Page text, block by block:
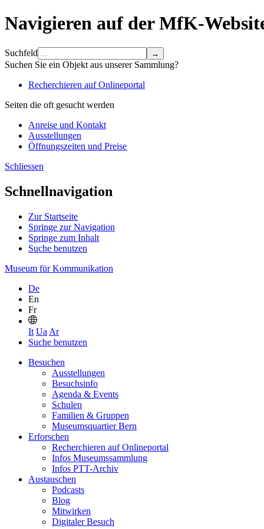
Navigieren auf der MfK-
Suchfeld
Suchen Sie ein Objekt aus unserer Sammlung?
Recherchieren auf Onlineportal
Seiten die oft gesucht werden
Anreise und Kontakt
Ausstellungen
Öffnungszeiten und Preise
Schliessen
Schnellnavigation
Zur Startseite
Springe zur Navigation
Springe zum Inhalt
Suche benutzen
Museum für Kommunikation
De
En
Fr
It Ua Ar
Suche benutzen
Besuchen
Ausstellungen
Besuchsinfo
Agenda & Events
Schulen
Familien & Gruppen
Museumsquartier Bern
Erforschen
Recherchieren auf Onlineportal
Infos Museumssammlung
Infos PTT-Archiv
Austauschen
Podcasts
Blog
Mitwirken
Digitaler Besuch